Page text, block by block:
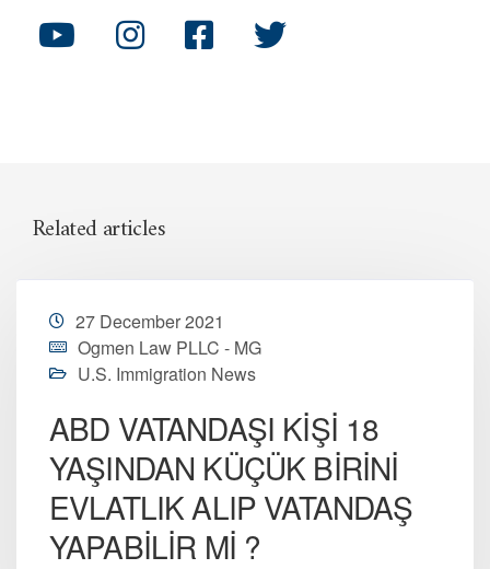
Related articles
27 December 2021
Ogmen Law PLLC - MG
U.S. Immigration News
ABD VATANDAŞI KİŞİ 18
YAŞINDAN KÜÇÜK BİRİNİ
EVLATLIK ALIP VATANDAŞ
YAPABİLİR Mİ ?